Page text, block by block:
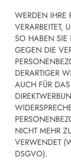
WERDEN IHRE
VERARBEITET,
SO HABEN SIE
GEGEN DIE
DERARTIGER
AUCH FÜR
NICHT MEHR
VERWENDET
DSGVO).